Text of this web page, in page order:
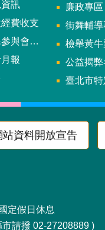
訊
費收支
會議資訊
報
廉政專區
街舞輔導
檢舉黃牛票
公益揭弊者保護法
臺北市特定族群體適能指導證照參考名單申
站資料開放宣告
京東路4
定假日休息
請撥 02-27208889 )